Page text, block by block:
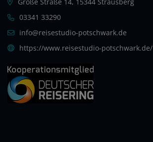
03341 33290
info@reisestudio-potschwark.de
https://www.reisestudio-potschwark.de/